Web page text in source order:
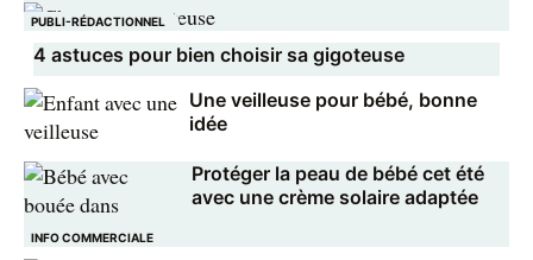
PUBLI-RÉDACTIONNEL
4 astuces pour bien choisir sa gigoteuse
Une veilleuse pour bébé, bonne
idée
INFO COMMERCIALE
Protéger la peau de bébé cet été
avec une crème solaire adaptée